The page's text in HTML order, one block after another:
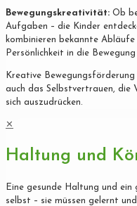
Bewegungskreativität: Ob
Aufgaben – die Kinder
kombinieren bekannte
Persönlichkeit in die Bewegung
Kreative
auch das Selbstvertrauen, die
sich auszudrücken.
✕
Haltung und
Eine gesunde Haltung und
selbst – sie müssen gelernt